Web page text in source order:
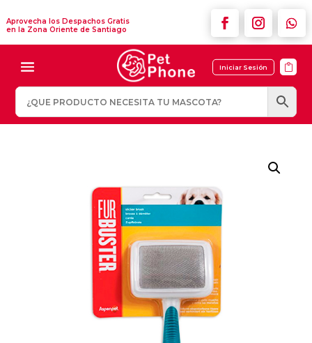
Aprovecha los Despachos Gratis
en la Zona Oriente de Santiago
Iniciar Sesión 